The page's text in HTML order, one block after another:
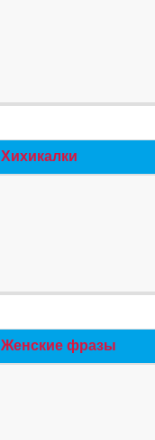
Хихикалки
Женские фразы